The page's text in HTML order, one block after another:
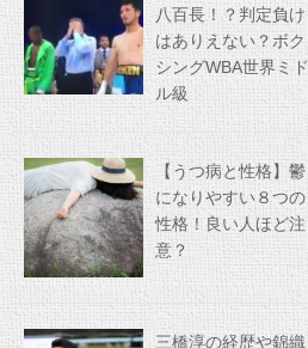
八百長！？判定負け
はありえない？ボク
シングWBA世界ミド
ル級
【うつ病と性格】鬱
になりやすい８つの
性格！良い人ほど注
意？
三橋淳の経歴や錦織